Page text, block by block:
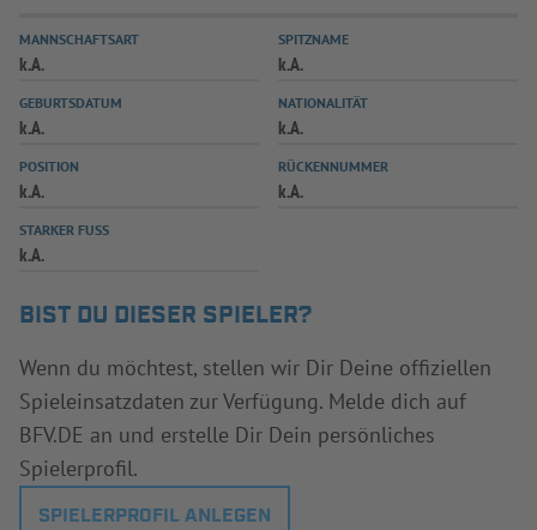
SPIELPLUS
MANNSCHAFTSART
k.A.
SPITZNAME
k.A.
GEBURTSDATUM
k.A.
NATIONALITÄT
k.A.
POSITION
k.A.
RÜCKENNUMMER
k.A.
STARKER FUSS
k.A.
BIST DU DIESER SPIELER?
Wenn du möchtest, stellen wir Dir Deine offiziellen
Spieleinsatzdaten zur Verfügung. Melde dich auf
BFV.DE an und erstelle Dir Dein persönliches
Spielerprofil.
SPIELERPROFIL ANLEGEN